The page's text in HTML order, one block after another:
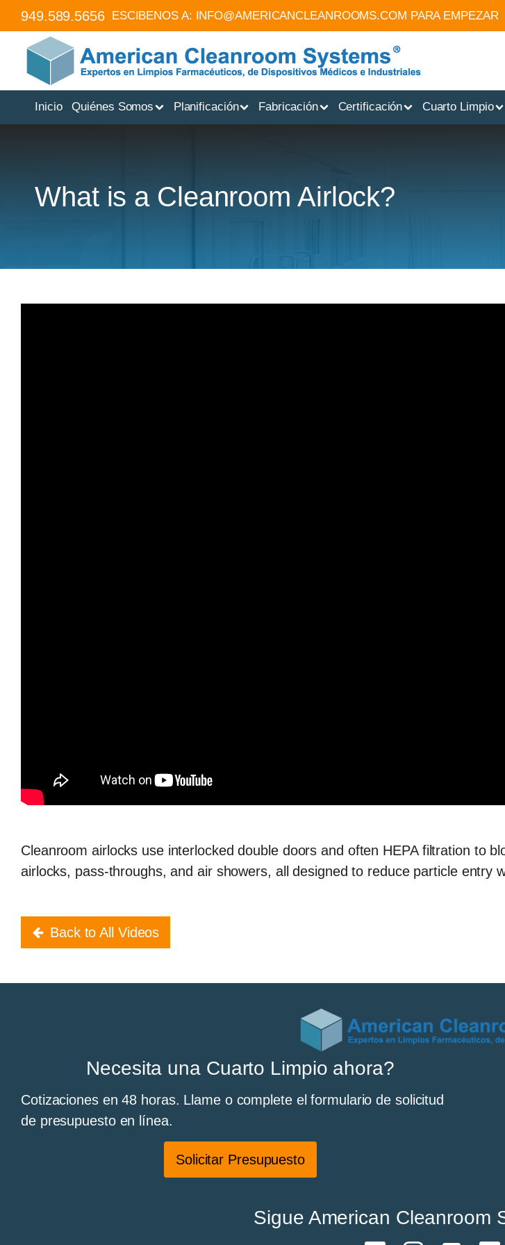
949.589.5656 ESCIBENOS A: INFO@AMERICANCLEANROOMS.COM PARA EMPEZAR
Inicio Quiénes Somos Planificación Fabricación Certificación Cuarto Limpio
What is a Cleanroom Airlock?
Cleanroom airlocks use interlocked double doors and often HEPA filtration to
airlocks, pass-throughs, and air showers, all designed to reduce particle entry
Back to All Videos
Necesita una Cuarto Limpio ahora?
Cotizaciones en 48 horas. Llame o complete el formulario de solicitud
de presupuesto en línea.
Solicitar Presupuesto
Sigue American Cleanroom